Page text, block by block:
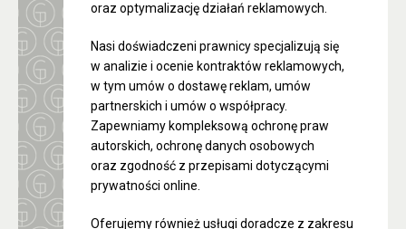
oraz optymalizację działań reklamowych.
Nasi doświadczeni prawnicy specjalizują się
w analizie i ocenie kontraktów reklamowych,
w tym umów o dostawę reklam, umów
partnerskich i umów o współpracy.
Zapewniamy kompleksową ochronę praw
autorskich, ochronę danych osobowych
oraz zgodność z przepisami dotyczącymi
prywatności online.
Oferujemy również usługi doradcze z zakresu